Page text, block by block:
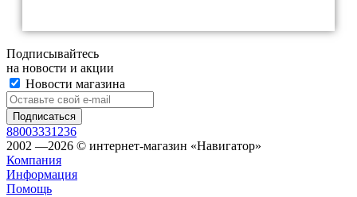
Подписывайтесь
на новости и акции
Новости магазина
88003331236
2002 —2026 © интернет-магазин «Навигатор»
Компания
Информация
Помощь